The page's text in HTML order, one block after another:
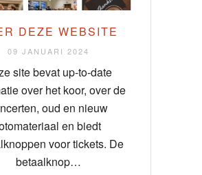
DEZE WEBSITE
09 JANUARI 2024
site bevat up-to-date
over het koor, over de
oud en nieuw
en biedt
voor tickets. De
betaalknop…